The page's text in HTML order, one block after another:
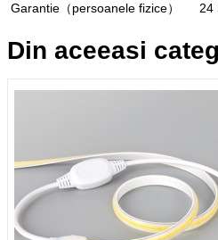
Garantie（persoanele fizice） 24
Din aceeasi